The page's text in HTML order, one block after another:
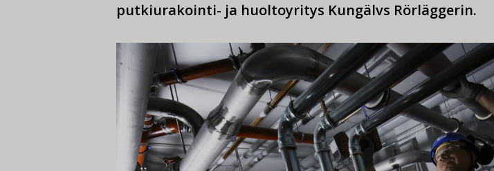
putkiurakointi- ja huoltoyritys Kungälvs Rörläggerin.